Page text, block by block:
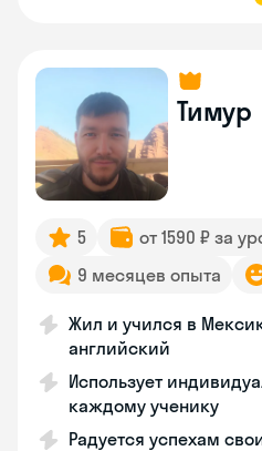
Тимур
5
от 1590 ₽ за
9 месяцев опыта
Жил и учился в
английский
Использует
каждому ученику
Радуется успехам